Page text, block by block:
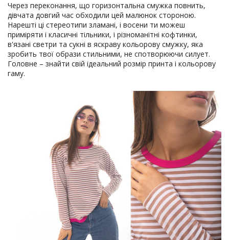
Через переконання, що горизонтальна смужка повнить,
дівчата довгий час обходили цей малюнок стороною.
Нарешті ці стереотипи зламані, і восени ти можеш
приміряти і класичні тільники, і різноманітні кофтинки,
в'язані светри та сукні в яскраву кольорову смужку, яка
зробить твої образи стильними, не спотворюючи силует.
Головне – знайти свій ідеальний розмір принта і кольорову
гаму.